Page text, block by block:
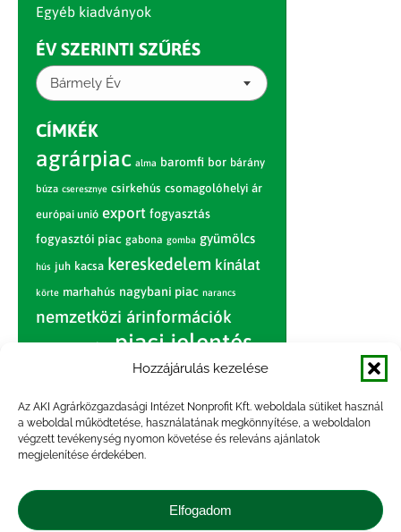
Hozzájárulás kezelése
Az AKI Agrárközgazdasági Intézet Nonprofit Kft. weboldala sütiket használ
a weboldal működtetése, használatának megkönnyítése, a weboldalon
végzett tevékenység nyomon követése és releváns ajánlatok
megjelenítése érdekében.
Elfogadom
Egyéb kiadványok
ÉV SZERINTI SZŰRÉS
Bármely Év
CÍMKÉK
agrárpiac alma baromfi bor bárány
búza cseresznye csirkehús csomagolóhelyi ár
európai unió export fogyasztás
fogyasztói piac gabona gomba gyümölcs
hús juh kacsa kereskedelem kínálat
körte marhahús nagybani piac narancs
nemzetközi árinformációk
piac piaci jelentés
sertés sertéshús
szarvasmarha termelés termelői
ár tojás világpiac
vágóbárány
vágómarha vágósertés